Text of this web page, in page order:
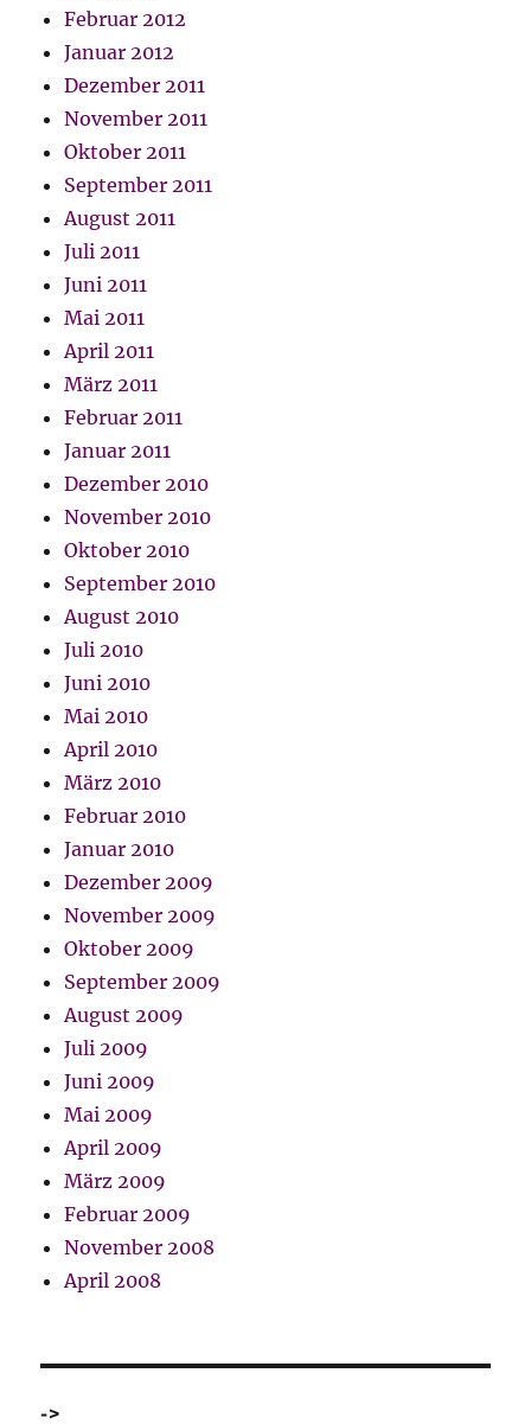
Februar 2012
Januar 2012
Dezember 2011
November 2011
Oktober 2011
September 2011
August 2011
Juli 2011
Juni 2011
Mai 2011
April 2011
März 2011
Februar 2011
Januar 2011
Dezember 2010
November 2010
Oktober 2010
September 2010
August 2010
Juli 2010
Juni 2010
Mai 2010
April 2010
März 2010
Februar 2010
Januar 2010
Dezember 2009
November 2009
Oktober 2009
September 2009
August 2009
Juli 2009
Juni 2009
Mai 2009
April 2009
März 2009
Februar 2009
November 2008
April 2008
->